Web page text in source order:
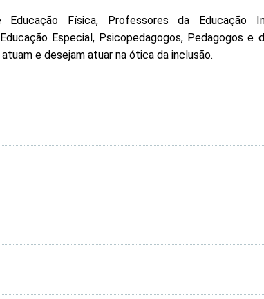
Educação Física, Professores da Educação
Especial, Psicopedagogos, Pedagogos e
e desejam atuar na ótica da inclusão.